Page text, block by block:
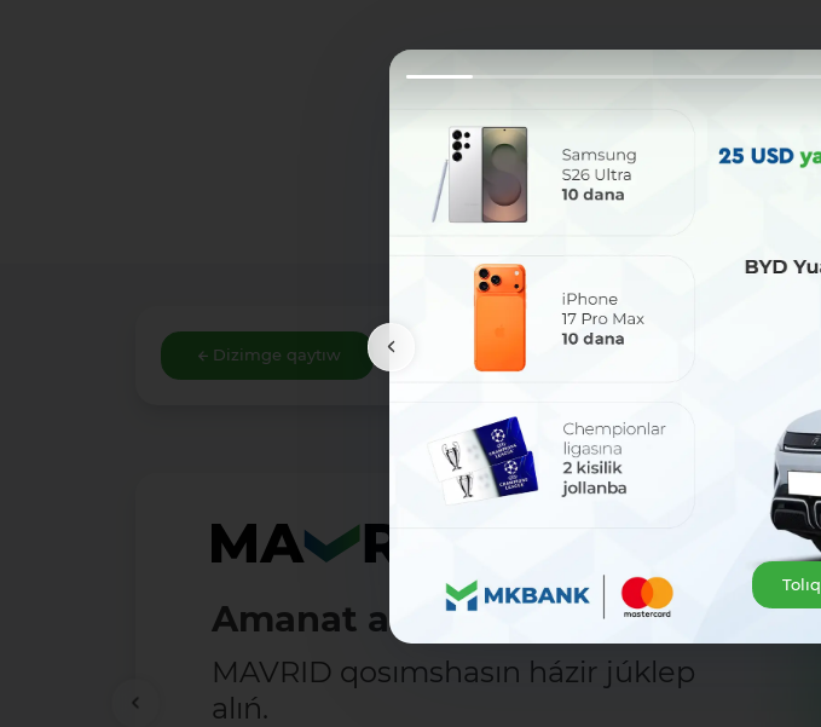
Dizimge qaytıw
Amanat ashıw - ańsat!
MAVRID qosımshasın házir júklep
alıń.
Tolıq